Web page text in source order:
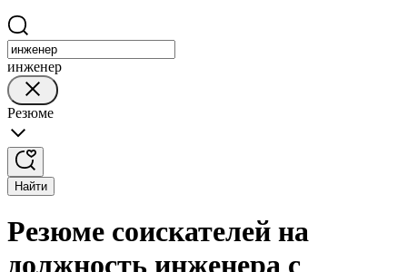
инженер
Резюме
Найти
Резюме соискателей на
должность инженера с